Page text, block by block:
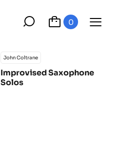
0
John Coltrane
Improvised Saxophone
Solos